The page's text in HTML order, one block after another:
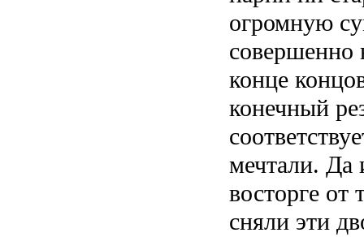
огромную
совершенно
конце
конечный
мечтали. Да
восторге от
сняли эти